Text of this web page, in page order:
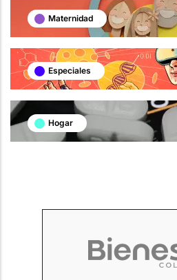
Maternidad
Especiales
Hogar